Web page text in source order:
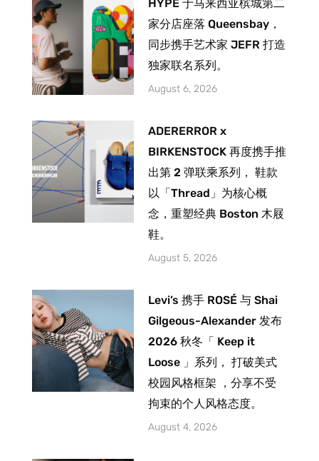
HYPE 于马来西亚槟城第二
家分店座落 Queensbay，
同步携手艺术家 JEFR 打造
独家联名系列。
August 6, 2026
ADERERROR x
BIRKENSTOCK 再度携手推
出第 2 弹联乘系列， 鞋款
以「Thread」为核心概
念，重塑经典 Boston 木屐
鞋。
August 5, 2026
Levi’s 携手 ROSÉ 与 Shai
Gilgeous-Alexander 发布
2026 秋冬「 Keep it
Loose 」系列， 打破美式
校园风格框架 ，分享不受
拘束的个人风格态度。
August 4, 2026